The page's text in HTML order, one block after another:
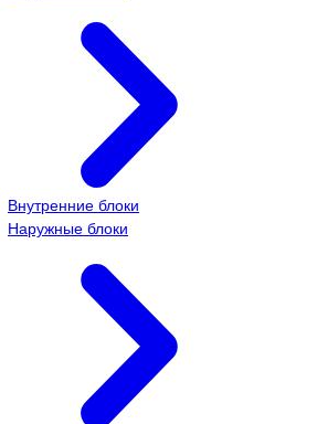
Внутренние блоки
Наружные блоки